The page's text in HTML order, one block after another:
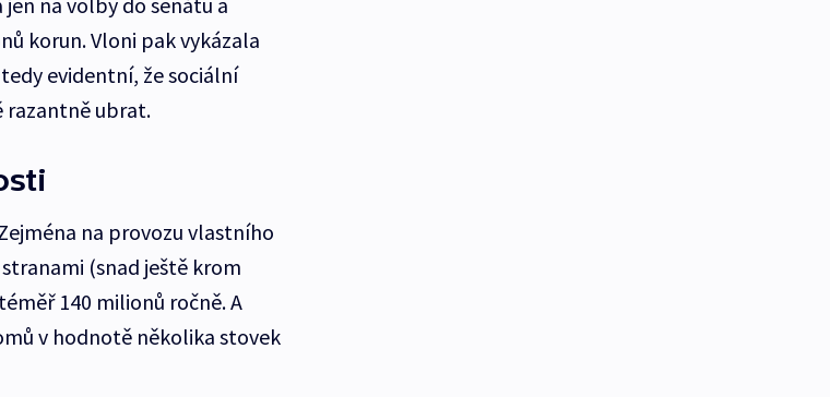
korun. Vloni pak vykázala
evidentní, že sociální
razantně ubrat.
na provozu vlastního
(snad ještě krom
140 milionů ročně. A
v hodnotě několika stovek